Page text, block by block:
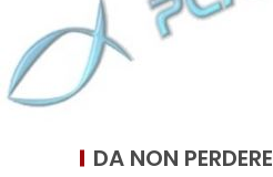
DA NON PERDERE